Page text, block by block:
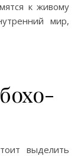
к живому
мир,
выделить